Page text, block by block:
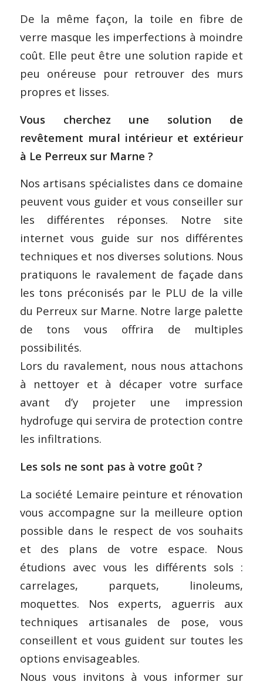
De la même façon, la toile en fibre de
verre masque les imperfections à moindre
coût. Elle peut être une solution rapide et
peu onéreuse pour retrouver des murs
propres et lisses.
Vous cherchez une solution de
revêtement mural intérieur et extérieur
à Le Perreux sur Marne ?
Nos artisans spécialistes dans ce domaine
peuvent vous guider et vous conseiller sur
les différentes réponses. Notre site
internet vous guide sur nos différentes
techniques et nos diverses solutions. Nous
pratiquons le ravalement de façade dans
les tons préconisés par le PLU de la ville
du Perreux sur Marne. Notre large palette
de tons vous offrira de multiples
possibilités.
Lors du ravalement, nous nous attachons
à nettoyer et à décaper votre surface
avant d’y projeter une impression
hydrofuge qui servira de protection contre
les infiltrations.
Les sols ne sont pas à votre goût ?
La société Lemaire peinture et rénovation
vous accompagne sur la meilleure option
possible dans le respect de vos souhaits
et des plans de votre espace. Nous
étudions avec vous les différents sols :
carrelages, parquets, linoleums,
moquettes. Nos experts, aguerris aux
techniques artisanales de pose, vous
conseillent et vous guident sur toutes les
options envisageables.
Nous vous invitons à vous informer sur